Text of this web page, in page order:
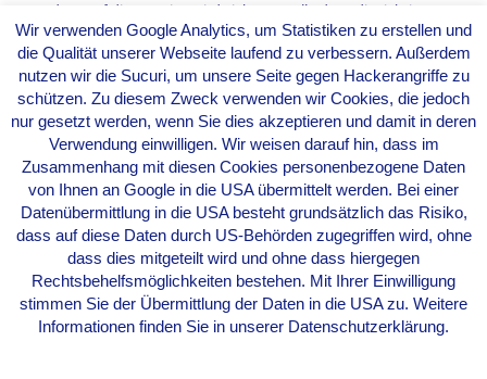
werden. Auf diese Weise wird sichergestellt, dass die richtigen
Suchbegriffe eingegeben und die richtigen Informationen
gefunden werden. Computer fertigen auch heute noch zum
Großteil qualitativ minderwertige Übersetzungen an. Dies gilt
insbesondere für Texte, die sich mit schwierigen Themen mit
vielen fachspezifischen Details befassen (z. B.
Arzneimittelpatente).
Die vielen Jurastudenten fragen sich, ob sich die schlechten
Arbeitsmarktbedienungen jemals verbessern werden. Durch die
Doppelkräfte von Globalisierung und technologischem
Fortschritt könnten viele mittelmäßige Anwälte ihre Anstellung
verlieren. Es wird jedoch eine Nachfrage nach denjenigen
bestehen, die über die erforderlichen Sprach-und
Computerkenntnisse verfügen.
Wir verwenden Google Analytics, um Statistiken zu erstellen und
die Qualität unserer Webseite laufend zu verbessern. Außerdem
nutzen wir die Sucuri, um unsere Seite gegen Hackerangriffe zu
schützen. Zu diesem Zweck verwenden wir Cookies, die jedoch
nur gesetzt werden, wenn Sie dies akzeptieren und damit in deren
Verwendung einwilligen. Wir weisen darauf hin, dass im
Zusammenhang mit diesen Cookies personenbezogene Daten
von Ihnen an Google in die USA übermittelt werden. Bei einer
Datenübermittlung in die USA besteht grundsätzlich das Risiko,
dass auf diese Daten durch US-Behörden zugegriffen wird, ohne
dass dies mitgeteilt wird und ohne dass hiergegen
Rechtsbehelfsmöglichkeiten bestehen. Mit Ihrer Einwilligung
stimmen Sie der Übermittlung der Daten in die USA zu. Weitere
Informationen finden Sie in unserer Datenschutzerklärung.